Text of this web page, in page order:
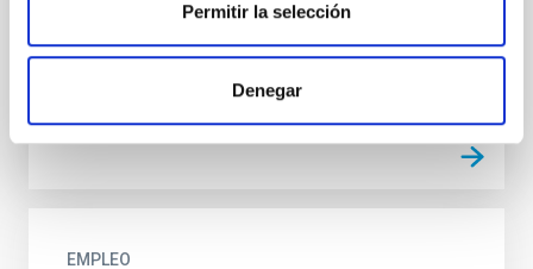
Permitir la selección
Denegar
de 2021 1.- Objetivo El Objetivo de este programa es
preparar a...
EMPLEO